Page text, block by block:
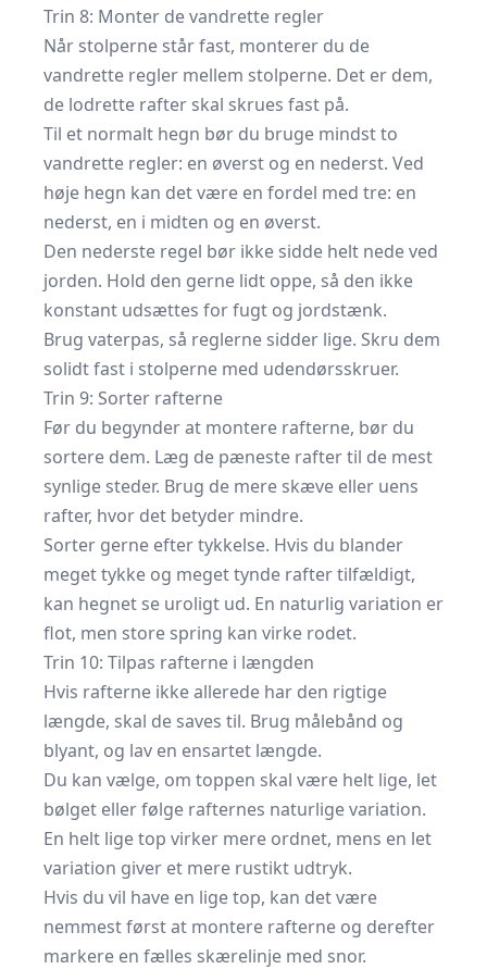
Trin 8: Monter de vandrette regler
Når stolperne står fast, monterer du de
vandrette regler mellem stolperne. Det er dem,
de lodrette rafter skal skrues fast på.
Til et normalt hegn bør du bruge mindst to
vandrette regler: en øverst og en nederst. Ved
høje hegn kan det være en fordel med tre: en
nederst, en i midten og en øverst.
Den nederste regel bør ikke sidde helt nede ved
jorden. Hold den gerne lidt oppe, så den ikke
konstant udsættes for fugt og jordstænk.
Brug vaterpas, så reglerne sidder lige. Skru dem
solidt fast i stolperne med udendørsskruer.
Trin 9: Sorter rafterne
Før du begynder at montere rafterne, bør du
sortere dem. Læg de pæneste rafter til de mest
synlige steder. Brug de mere skæve eller uens
rafter, hvor det betyder mindre.
Sorter gerne efter tykkelse. Hvis du blander
meget tykke og meget tynde rafter tilfældigt,
kan hegnet se uroligt ud. En naturlig variation er
flot, men store spring kan virke rodet.
Trin 10: Tilpas rafterne i længden
Hvis rafterne ikke allerede har den rigtige
længde, skal de saves til. Brug målebånd og
blyant, og lav en ensartet længde.
Du kan vælge, om toppen skal være helt lige, let
bølget eller følge rafternes naturlige variation.
En helt lige top virker mere ordnet, mens en let
variation giver et mere rustikt udtryk.
Hvis du vil have en lige top, kan det være
nemmest først at montere rafterne og derefter
markere en fælles skærelinje med snor.